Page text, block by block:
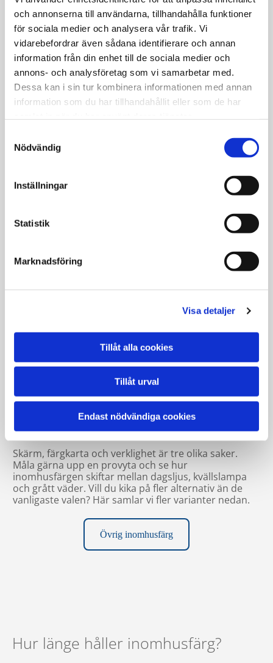
och annonserna till användarna, tillhandahålla funktioner
för sociala medier och analysera vår trafik. Vi
vidarebefordrar även sådana identifierare och annan
information från din enhet till de sociala medier och
annons- och analysföretag som vi samarbetar med.
Dessa kan i sin tur kombinera informationen med annan
information som du har tillhandahållit eller som de har
Nödvändig
Inställningar
Statistik
Marknadsföring
Visa detaljer
Tillåt alla cookies
Tillåt urval
Endast nödvändiga cookies
kunder välkomna in till oss för tips och rådgivning.
Endast 5 min med bil från Askim, Billdal, Hovås,
Kullavik, Frölunda och Sisjön.
Läs mer på bloggen
Inomhusfärg för vägg med känsla,
När du väljer inomhusfärg för vägg är det lätt att
fastna vid finaste färgen. Men det som gör vardagen
mycket. Därför kan samma kulör behöva olika sorts
väggfärg beroende på var den ska sitta. I vissa rum vill
du ha en yta som tål avtorkning ofta. I andra vill du ha
en mjukare, supermatt känsla som fångar ljuset fint.
Provmåla så du ser kulören på riktigt
Skärm, färgkarta och verklighet är tre olika saker.
Måla gärna upp en provyta och se hur
inomhusfärgen skiftar mellan dagsljus, kvällslampa
och grått väder. Vill du kika på fler alternativ än de
vanligaste valen? Här samlar vi fler varianter nedan.
Övrig inomhusfärg
Hur länge håller inomhusfärg?